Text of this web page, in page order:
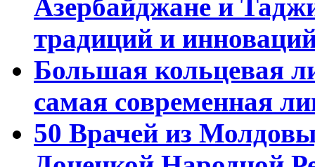
Азербайджане и
традиций и
Большая кольцевая
самая современная
50 Врачей из